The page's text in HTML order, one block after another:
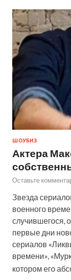
ШОУБИЗ
Актера
Оставьте
Звезда
военного
случившегося,
первые дни
сериалов
времени»,
котором его